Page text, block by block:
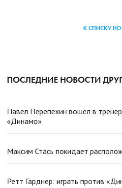
К СПИСКУ
ПОСЛЕДНИЕ НОВОСТИ
Павел Перепехин вошел в
«Динамо»
Максим Стась покидает
Ретт Гарднер: играть против